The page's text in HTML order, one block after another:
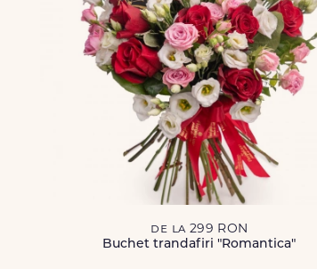
de la 299 RON
Buchet trandafiri "Romantica"